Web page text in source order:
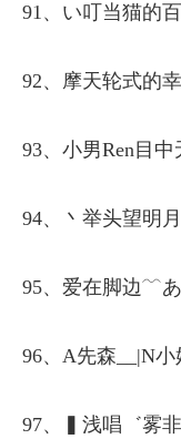
91、い叮当猫的
92、摩天轮式的
93、小男Ren目
94、丶举头望明
95、爱在脚边﹋
96、A先森__|N小
97、▍浅唱゛雾